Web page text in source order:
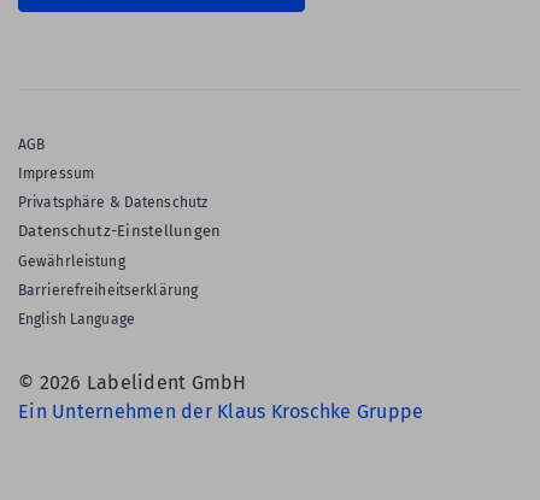
AGB
Impressum
Privatsphäre & Datenschutz
Datenschutz-Einstellungen
Gewährleistung
Barrierefreiheitserklärung
English Language
© 2026 Labelident GmbH
Ein Unternehmen der Klaus Kroschke Gruppe